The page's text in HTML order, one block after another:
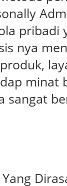
pribadi
nya
minat
sangat